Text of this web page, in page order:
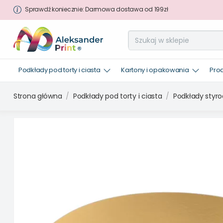
Sprawdź koniecznie: Darmowa dostawa od 199zł
Podkłady pod torty i ciasta Kartony i opakowania
Strona główna Podkłady pod torty i ciasta Podkłady